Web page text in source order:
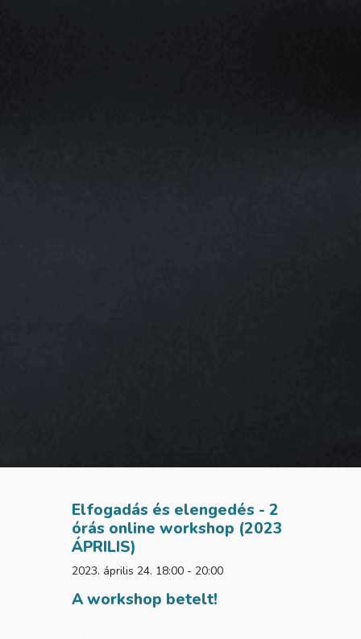
Elfogadás és elengedés - 2
órás online workshop (2023
ÁPRILIS)
2023. április 24. 18:00 - 20:00
A workshop betelt!